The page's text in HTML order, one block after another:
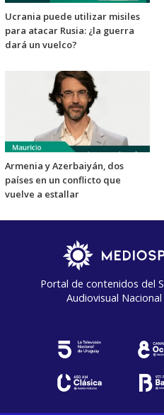
Ucrania puede utilizar misiles
para atacar Rusia: ¿la guerra
dará un vuelco?
Armenia y Azerbaiyán, dos
países en un conflicto que
vuelve a estallar
Portal de contenidos del
Audiovisual